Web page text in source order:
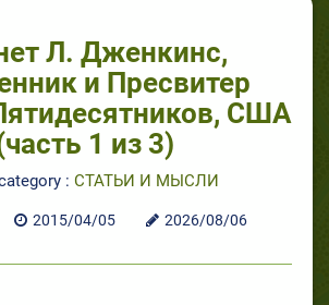
Л. Дженкинс,
и Пресвитер
США
1 из 3)
: СТАТЬИ И МЫСЛИ
2015/04/05 2026/08/06